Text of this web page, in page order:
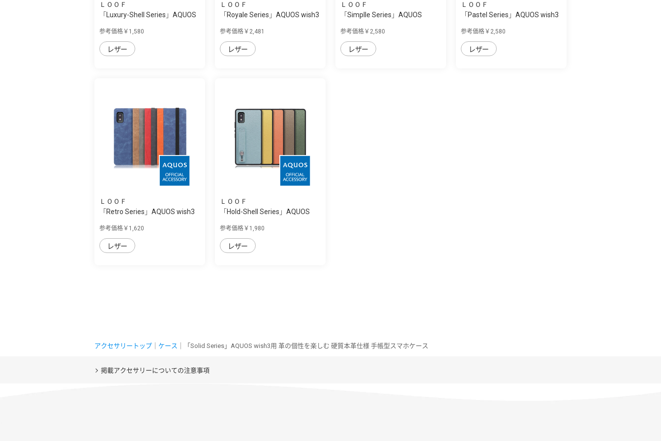
ＬＯＯＦ
「Luxury-Shell Series」AQUOS
参考価格￥1,580
レザー
ＬＯＯＦ
「Royale Series」AQUOS wish3
参考価格￥2,481
レザー
ＬＯＯＦ
「Simplle Series」AQUOS
参考価格￥2,580
レザー
ＬＯＯＦ
「Pastel Series」AQUOS wish3
参考価格￥2,580
レザー
ＬＯＯＦ
「Retro Series」AQUOS wish3
参考価格￥1,620
レザー
ＬＯＯＦ
「Hold-Shell Series」AQUOS
参考価格￥1,980
レザー
アクセサリートップ ケース ｜「Solid Series」AQUOS wish3用 革の個性を楽しむ 硬質本革仕様 手帳型スマホケース
掲載アクセサリーについての注意事項